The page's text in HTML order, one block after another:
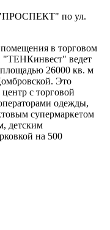
"ПРОСПЕКТ" по ул.
в торговом
"ТЕНКинвест" ведет
26000 кв. м
Это
с торговой
одежды,
супермаркетом
детским
на 500